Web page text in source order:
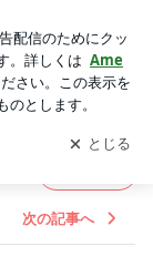
３
け取りまし
開く
次の記事へ